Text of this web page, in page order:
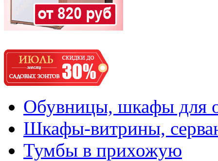
Обувницы, шкафы для
Шкафы-витрины,
Тумбы в прихожую